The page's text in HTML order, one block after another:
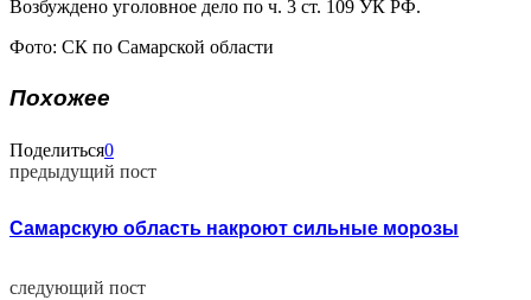
Возбуждено уголовное дело по ч. 3 ст. 109 УК РФ.
Фото: СК по Самарской области
Похожее
Поделиться0
предыдущий пост
Самарскую область накроют сильные морозы
следующий пост